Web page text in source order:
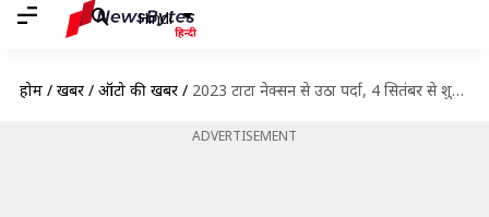
Hindi
होम / खबरें / ऑटो की खबरें / 2023 टाटा नेक्सन से उठा पर्दा, 4 सितंबर से शुरू होगी बुकिंग
ADVERTISEMENT